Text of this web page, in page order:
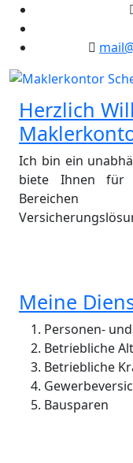
Herzlich
Ich bin ein
biete Ihnen für
Bereichen
Meine
Personen-
Betriebliche
Betriebliche
Bausparen